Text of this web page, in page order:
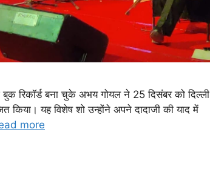
रिकॉर्ड बना चुके अभय गोयल ने 25 दिसंबर को दिल्ली
यह विशेष शो उन्होंने अपने दादाजी की याद में
more